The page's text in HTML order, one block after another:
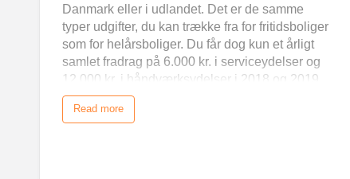
Danmark eller i udlandet. Det er de samme
typer udgifter, du kan trække fra for fritidsboliger
som for helårsboliger. Du får dog kun et årligt
samlet fradrag på 6.000 kr. i serviceydelser og
12.000 kr. i håndværksydelser i 2018 og 2019.
Ud over de generelle betingelser gælder
følgende for fritidsboliger: Det er kun ejeren af
Read more